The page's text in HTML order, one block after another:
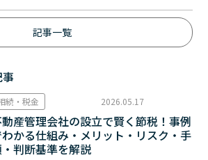
記事一覧
続・税金 2026.05.17
産管理会社の設立で賢く節税！事例
かる仕組み・メリット・リスク・手
判断基準を解説